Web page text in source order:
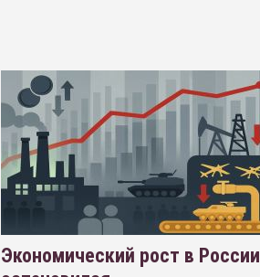
Экономический рост в России